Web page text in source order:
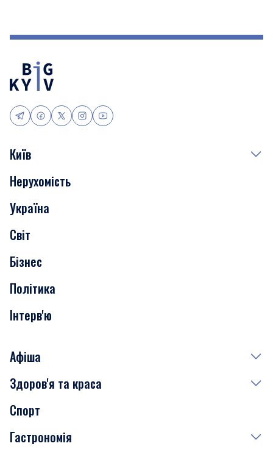
Київ
Події
Скандали
Нерухомість
Транспорт
Нерухомість
Україна
Світ
Бізнес
Політика
Інтерв'ю
Афіша
Сьогодні
Завтра
Субота
Здоров'я та краса
Медицина
Краса
Спорт
Гастрономія